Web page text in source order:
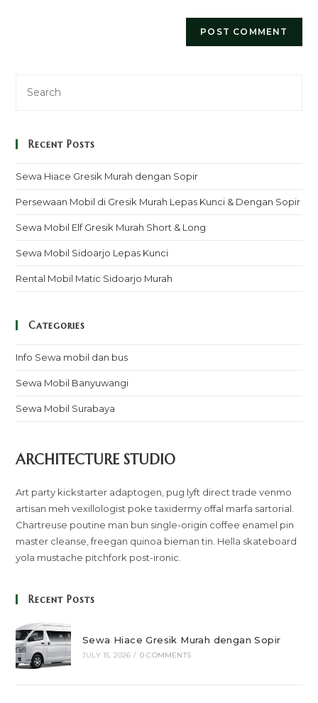
Recent Posts
Sewa Hiace Gresik Murah dengan Sopir
Persewaan Mobil di Gresik Murah Lepas Kunci & Dengan Sopir
Sewa Mobil Elf Gresik Murah Short & Long
Sewa Mobil Sidoarjo Lepas Kunci
Rental Mobil Matic Sidoarjo Murah
Categories
Info Sewa mobil dan bus
Sewa Mobil Banyuwangi
Sewa Mobil Surabaya
ARCHITECTURE STUDIO
Art party kickstarter adaptogen, pug lyft direct trade venmo
artisan meh vexillologist poke taxidermy offal marfa sartorial.
Chartreuse poutine man bun single-origin coffee enamel pin
master cleanse, freegan quinoa bieman tin. Hella skateboard
yola mustache pitchfork post-ironic.
Recent Posts
Sewa Hiace Gresik Murah dengan Sopir
JULY 15, 2026 / 0 COMMENTS